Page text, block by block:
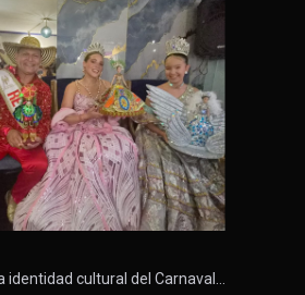
identidad cultural del Carnaval…